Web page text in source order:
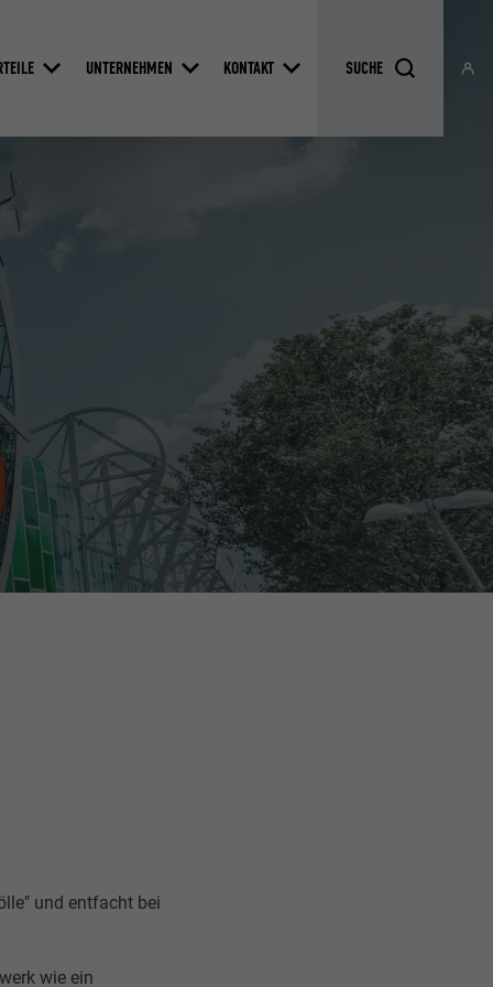
UNTERNEHMEN KONTAKT
und entfacht bei
wie ein